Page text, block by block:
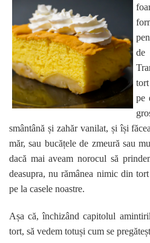
pe
smântână și zahăr vanilat, și își
măr, sau bucățele de zmeură sau
dacă mai aveam norocul să
deasupra, nu rămânea nimic din
pe la casele noastre.
Așa că, închizând capitolul
tort, să vedem totuși cum se